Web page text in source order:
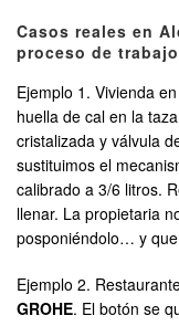
Casos reales en
proceso de
Ejemplo 1. Vivienda
huella de cal en la
cristalizada y válvula
sustituimos el
calibrado a 3/6 litros.
llenar. La propietaria
posponiéndolo… y
Ejemplo 2.
GROHE. El botón se